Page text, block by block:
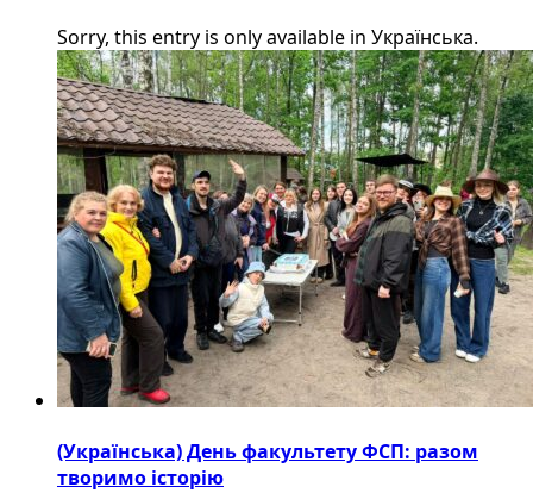
Sorry, this entry is only available in Українська.
(Українська) День факультету ФСП: разом
творимо історію